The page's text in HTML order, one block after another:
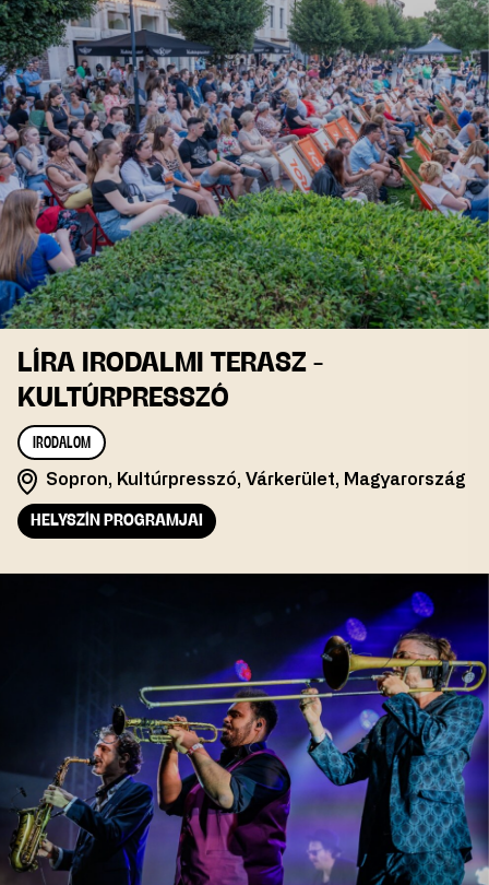
LÍRA IRODALMI TERASZ -
KULTÚRPRESSZÓ
IRODALOM
Sopron, Kultúrpresszó, Várkerület, Magyarország
HELYSZÍN PROGRAMJAI